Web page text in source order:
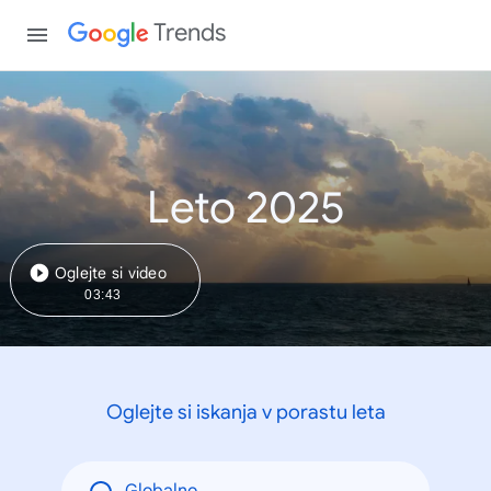
Trends
Leto 2025
Oglejte si video
03:43
Oglejte si iskanja v porastu leta